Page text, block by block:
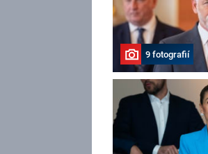
9 fotografií